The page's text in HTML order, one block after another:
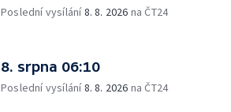
Poslední vysílání8. 8. 2026 na ČT24
8. srpna 06:10
Poslední vysílání8. 8. 2026 na ČT24